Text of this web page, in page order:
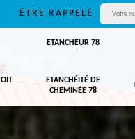
ÊTRE RAPPELÉ
ETANCHEUR 78
ETANCHÉITÉ DE
CHEMINÉE 78